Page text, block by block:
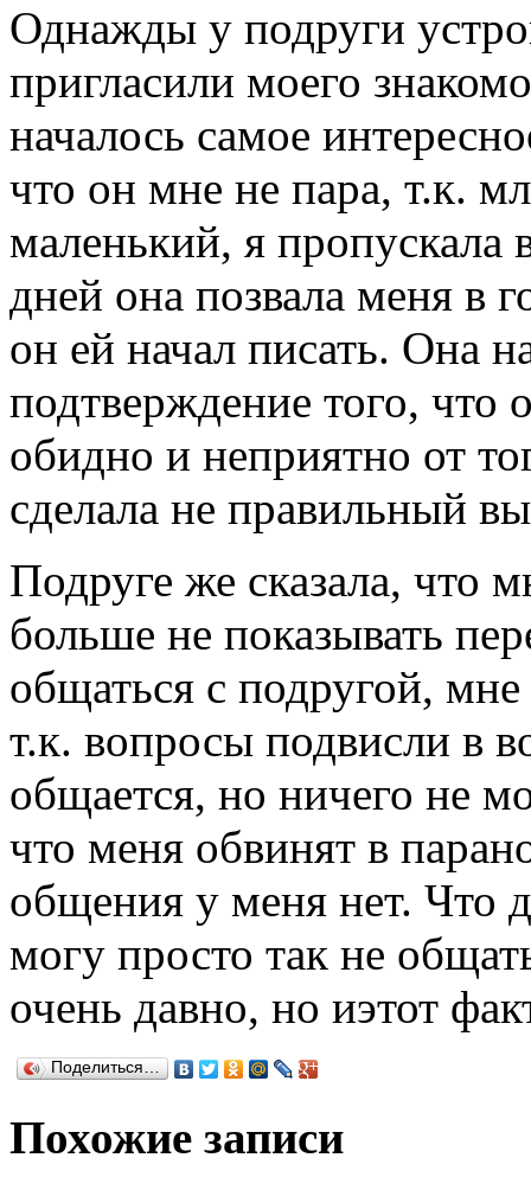
Однажды у подруги
пригласили моего
началось самое
что он мне не пара, т.к.
маленький, я
дней она позвала меня в
он ей начал писать. Она
подтверждение того,
обидно и неприятно от
сделала не правильный
Подруге же сказала, что
больше не показывать
общаться с подругой,
т.к. вопросы подвисли в
общается, но ничего не
что меня обвинят в
общения у меня нет. Что
могу просто так не
очень давно, но иэтот
Поделиться…
Похожие записи